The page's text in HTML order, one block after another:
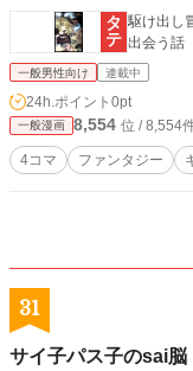
駆け出し
出会う話
一般男性向け 連載中
24h.ポイント 0pt
一般漫画 8,554 位 / 8,554
4コマ ファンタジー
31
サイ子パス子のsai脳